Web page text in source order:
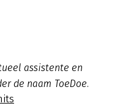
assistente en
de naam ToeDoe.